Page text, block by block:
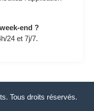
end ?
24 et 7j/7.
Tous droits réservés.